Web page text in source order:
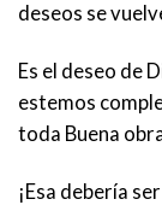
deseos se
Es el deseo de
estemos
toda Buena
¡Esa debería